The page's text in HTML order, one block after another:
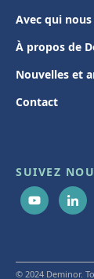
Avec qui
À propos de
Nouvelles et
Contact
SUIVEZ
© 2024 Deminor.